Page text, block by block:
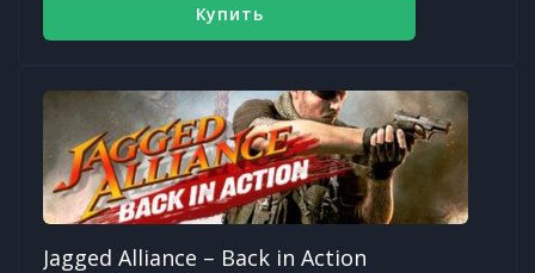
Купить
Jagged Alliance – Back in Action